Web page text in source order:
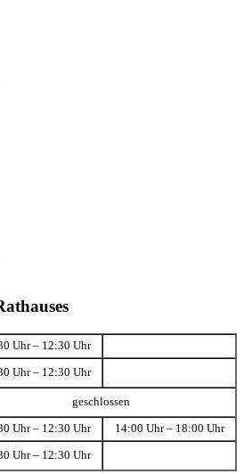
Uhr – 12:30 Uhr
Uhr – 12:30 Uhr
geschlossen
Uhr – 12:30 Uhr 14:00 Uhr – 18:00 Uhr
Uhr – 12:30 Uhr